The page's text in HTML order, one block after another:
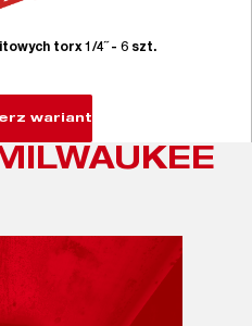
torx 1/4˝ - 6 szt.
wariant